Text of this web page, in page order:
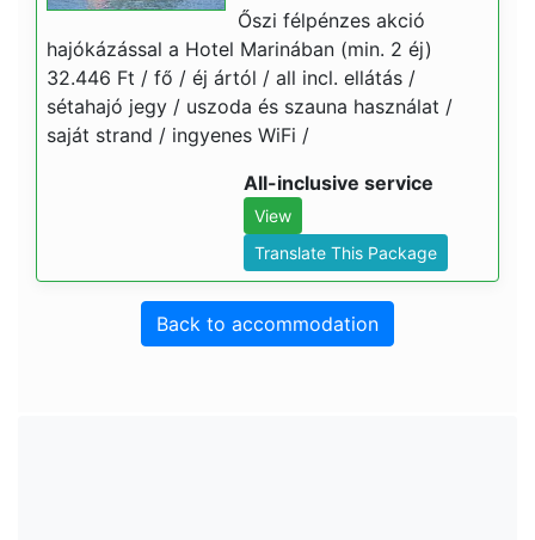
Őszi félpénzes akció
hajókázással a Hotel Marinában (min. 2 éj)
32.446 Ft / fő / éj ártól / all incl. ellátás /
sétahajó jegy / uszoda és szauna használat /
saját strand / ingyenes WiFi /
All-inclusive service
View
Translate This Package
Back to accommodation